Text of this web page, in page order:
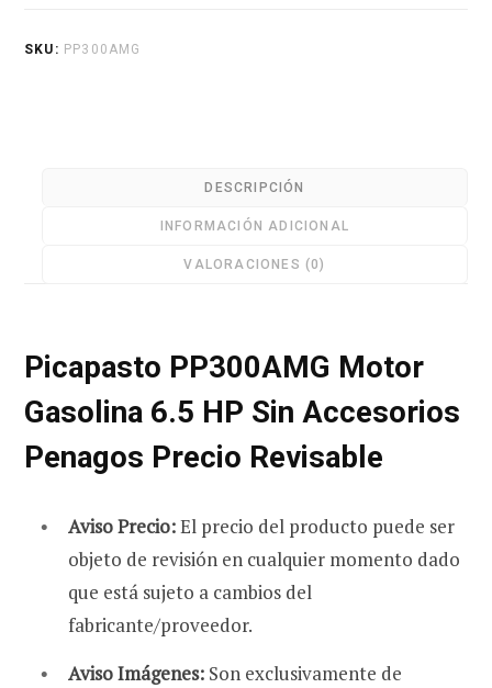
a
s
Gasolina
SKU: PP300AMG
DESCRIPCIÓN
INFORMACIÓN ADICIONAL
VALORACIONES (0)
Picapasto PP300AMG Motor
Gasolina 6.5 HP Sin Accesorios
Penagos Precio Revisable
Aviso Precio:El precio del producto puede ser
objeto de revisión en cualquier momento dado
que está sujeto a cambios del
fabricante/proveedor.
Aviso Imágenes: Son exclusivamente de